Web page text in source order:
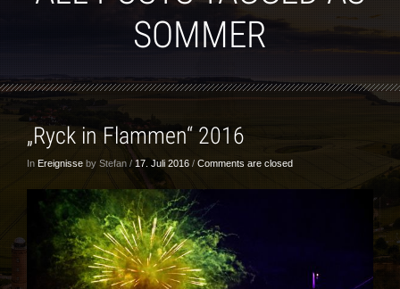
SOMMER
„Ryck in Flammen“ 2016
In Ereignisse by Stefan / 17. Juli 2016 / Comments are closed